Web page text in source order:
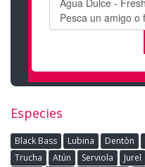
Especies
Black Bass Lubina Dentòn
Trucha
Atún Serviola Jurel